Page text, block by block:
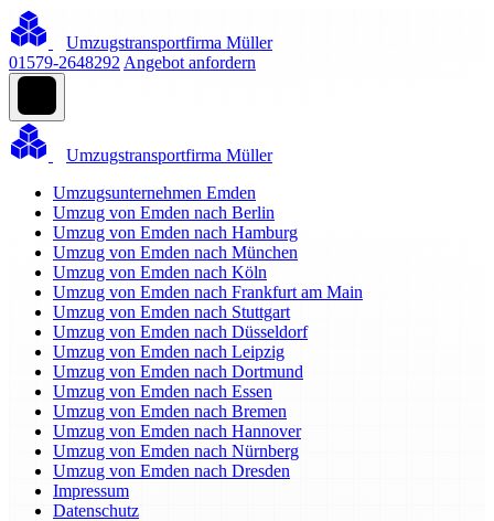
Umzugstransportfirma Müller
01579-2648292 Angebot anfordern
Umzugstransportfirma Müller
Umzugsunternehmen Emden
Umzug von Emden nach Berlin
Umzug von Emden nach Hamburg
Umzug von Emden nach München
Umzug von Emden nach Köln
Umzug von Emden nach Frankfurt am Main
Umzug von Emden nach Stuttgart
Umzug von Emden nach Düsseldorf
Umzug von Emden nach Leipzig
Umzug von Emden nach Dortmund
Umzug von Emden nach Essen
Umzug von Emden nach Bremen
Umzug von Emden nach Hannover
Umzug von Emden nach Nürnberg
Umzug von Emden nach Dresden
Impressum
Datenschutz